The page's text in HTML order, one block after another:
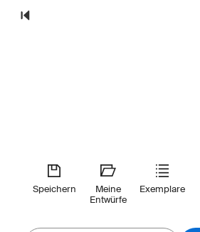
Speichern
Meine
Entwürfe
Exemplare